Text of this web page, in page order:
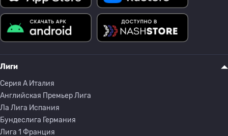
Лиги
Серия A Италия
Английская Премьер Лига
Ла Лига Испания
Бундеслига Германия
Лига 1 Франция